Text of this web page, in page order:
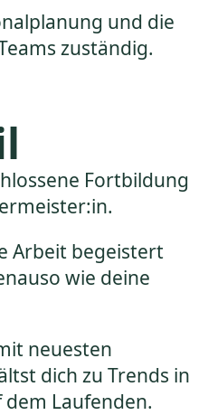
und die
zuständig.
Fortbildung
Arbeit begeistert
wie deine
neuesten
dich zu Trends in
Laufenden.